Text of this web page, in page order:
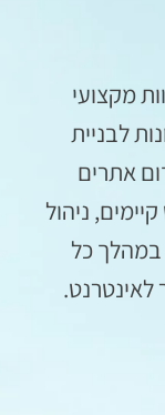
על ידי צוות מקצועי
לבניית
אתרים
ניהול
במהלך כל